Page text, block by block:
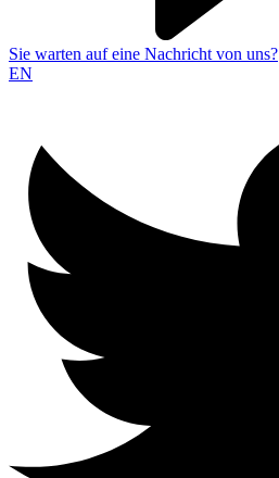
Sie warten auf eine Nachricht von uns?
EN